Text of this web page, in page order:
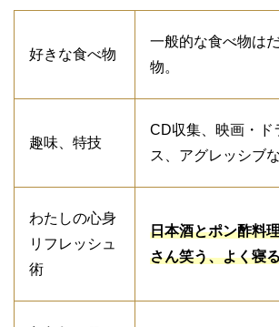
好きな食べ物
一般的な食べ物は
物。
趣味、特技
CD収集、映画・ド
ス、アグレッシブ
わたしの心身
リフレッシュ
術
日本酒とポン酢料
さん笑う、よく寝